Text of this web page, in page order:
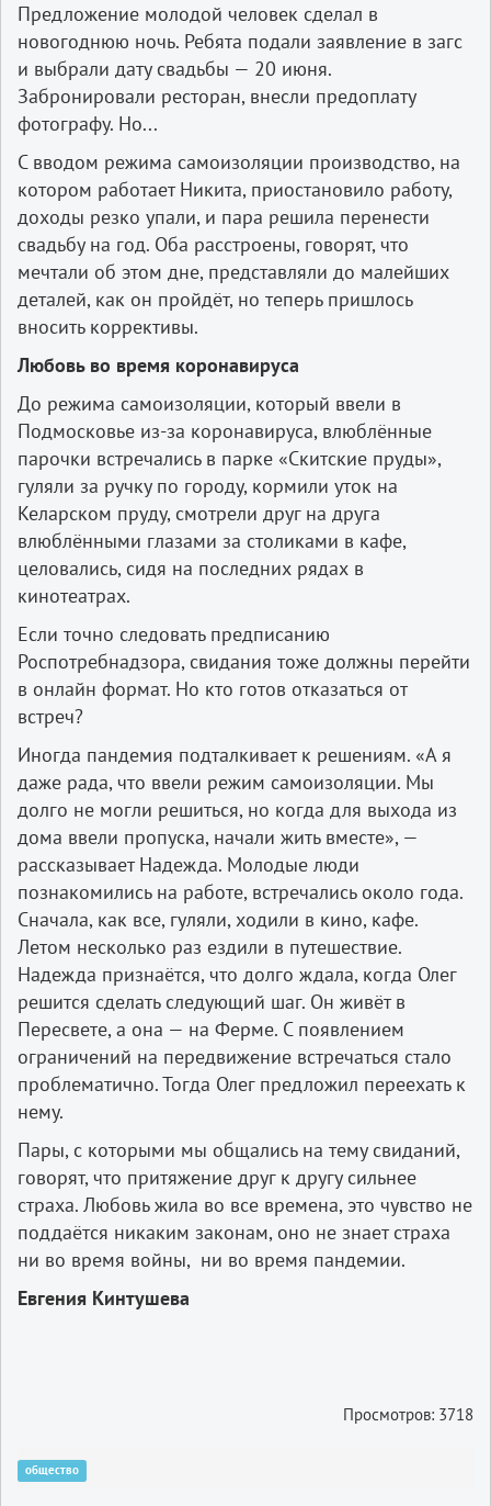
Предложение молодой человек сделал в
новогоднюю ночь. Ребята подали заявление в загс
и выбрали дату свадьбы — 20 июня.
Забронировали ресторан, внесли предоплату
фотографу. Но...
С вводом режима самоизоляции производство, на
котором работает Никита, приостановило работу,
доходы резко упали, и пара решила перенести
свадьбу на год. Оба расстроены, говорят, что
мечтали об этом дне, представляли до малейших
деталей, как он пройдёт, но теперь пришлось
вносить коррективы.
Любовь во время коронавируса
До режима самоизоляции, который ввели в
Подмосковье из-­за коронавируса, влюблённые
парочки встречались в парке «Скитские пруды»,
гуляли за ручку по городу, кормили уток на
Келарском пруду, смотрели друг на друга
влюблёнными глазами за столиками в кафе,
целовались, сидя на последних рядах в
кинотеатрах.
Если точно следовать предписанию
Роспотребнадзора, свидания тоже должны перейти
в онлайн формат. Но кто готов отказаться от
встреч?
Иногда пандемия подталкивает к решениям. «А я
даже рада, что ввели режим самоизоляции. Мы
долго не могли решиться, но когда для выхода из
дома ввели пропуска, начали жить вместе», —
рассказывает Надежда. Молодые люди
познакомились на работе, встречались около года.
Сначала, как все, гуляли, ходили в кино, кафе.
Летом несколько раз ездили в путешествие.
Надежда признаётся, что долго ждала, когда Олег
решится сделать следующий шаг. Он живёт в
Пересвете, а она — на Ферме. С появлением
ограничений на передвижение встречаться стало
проблематично. Тогда Олег предложил пере­ехать к
нему.
Пары, с которыми мы общались на тему свиданий,
говорят, что притяжение друг к другу сильнее
страха. Любовь жила во все времена, это чувство не
поддаётся никаким законам, оно не знает страха
ни во время войны, ни во время пандемии.
Евгения Кинтушева
Просмотров: 3718
общество